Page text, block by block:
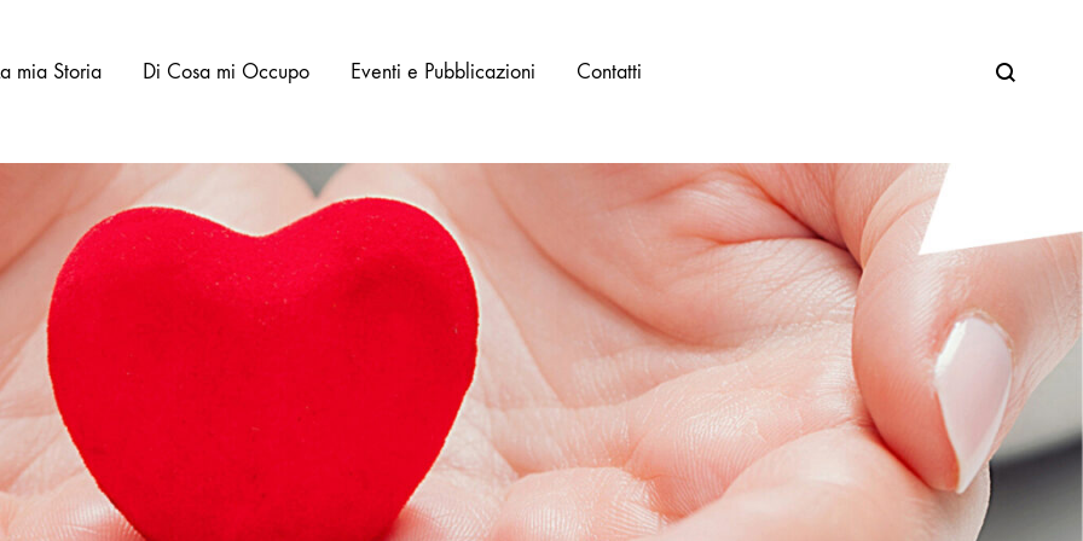
mia Storia Di Cosa mi Occupo Eventi e Pubblicazioni Contatti Search